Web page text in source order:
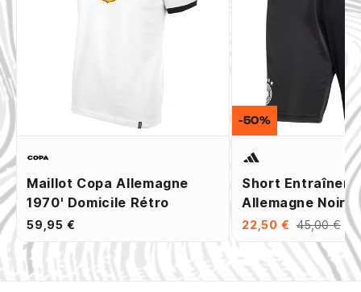
Maillot Copa Allemagne
1970' Domicile Rétro
59,95 €
Short
Allemagne Noir
22,50 € 45,00 €
-50%